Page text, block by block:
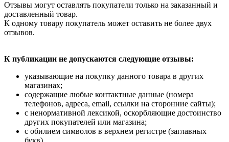
Отзывы могут оставлять покупатели только на заказанный и
доставленный товар.
К одному товару покупатель может оставить не более двух
отзывов.
К публикации не допускаются следующие отзывы:
указывающие на покупку данного товара в других
магазинах;
содержащие любые контактные данные (номера
телефонов, адреса, email, ссылки на сторонние сайты);
с ненормативной лексикой, оскорбляющие достоинство
других покупателей или магазина;
с обилием символов в верхнем регистре (заглавных